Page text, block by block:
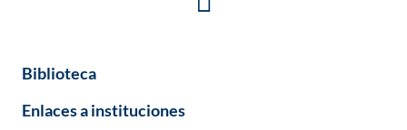
Biblioteca
Enlaces a instituciones